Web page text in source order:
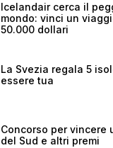
Icelandair cerca il
mondo: vinci un
50.000 dollari
La Svezia regala 5
essere tua
Concorso per vincere
del Sud e altri premi